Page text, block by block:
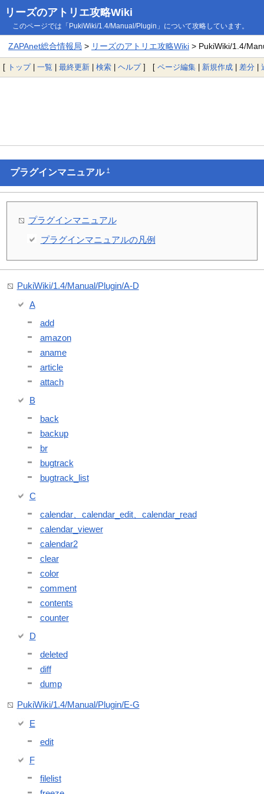
リーズのアトリエ攻略Wiki
このページでは「PukiWiki/1.4/Manual/Plugin」について攻略しています。
ZAPAnet総合情報局 > リーズのアトリエ攻略Wiki> PukiWiki/1.4/
[ トップ| 一覧 | 最終更新 | 検索 | ヘルプ] [ ページ編集 | 新規作成 | 差分 |
プラグインマニュアル†
プラグインマニュアル
プラグインマニュアルの凡例
PukiWiki/1.4/Manual/Plugin/A-D
A
add
amazon
aname
article
attach
B
back
backup
br
bugtrack
bugtrack_list
C
calendar、calendar_edit、calendar_read
calendar_viewer
calendar2
clear
color
comment
contents
counter
D
deleted
diff
dump
PukiWiki/1.4/Manual/Plugin/E-G
E
edit
F
filelist